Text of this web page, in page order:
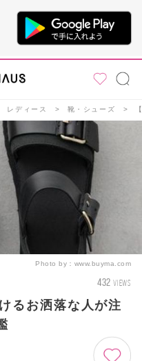
レディース 靴・シューズ
Photo by： www.buyma.com
432 VIEWS
るお洒落な人が注